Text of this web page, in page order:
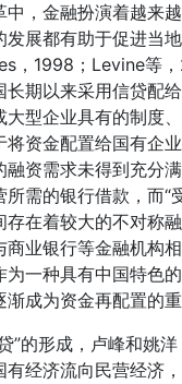
中，金融扮演着越来
发展都有助于促进当
，1998；Levine等
长期以来采用信贷配
大型企业具有的制度
将资金配置给国有企
融资需求未得到充分
所需的银行借款，而
存在着较大的不对称
商业银行等金融机构
为一种具有中国特色
渐成为资金再配置的
”的形成，卢峰和姚
有经济流向民营经济